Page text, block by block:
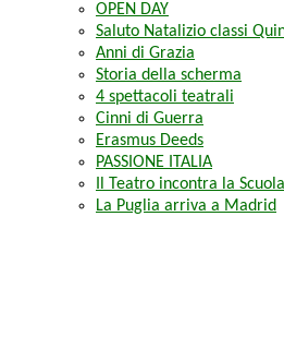
OPEN DAY
Saluto Natalizio classi
Anni di Grazia
Storia della scherma
4 spettacoli teatrali
Cinni di Guerra
Erasmus Deeds
PASSIONE ITALIA
Il Teatro incontra la Scuola
La Puglia arriva a Madrid